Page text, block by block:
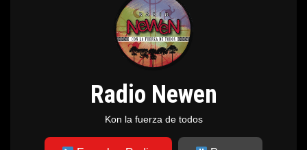
Radio Newen
Kon la fuerza de todos